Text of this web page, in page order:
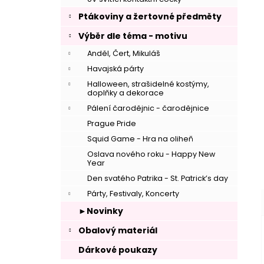
Ptákoviny a žertovné předměty
Výběr dle téma - motivu
Anděl, Čert, Mikuláš
Havajská párty
Halloween, strašidelné kostýmy,
doplňky a dekorace
Pálení čarodějnic - čarodějnice
Prague Pride
Squid Game - Hra na oliheň
Oslava nového roku - Happy New
Year
Den svatého Patrika - St. Patrick’s day
Párty, Festivaly, Koncerty
►Novinky
Obalový materiál
Dárkové poukazy